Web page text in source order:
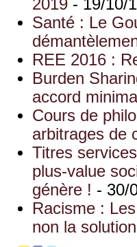
2019 - 19/10/
Santé : Le
REE 2016 :
Burden
accord
Cours de
arbitrages de
Titres
plus-value
génère ! - 30/
Racisme :
non la solution